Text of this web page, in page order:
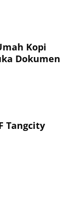
Kopi
Dokumen
Tangcity